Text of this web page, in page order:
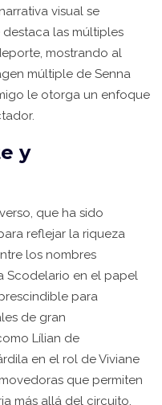
visual se
las múltiples
mostrando al
múltiple de Senna
le otorga un enfoque
y
que ha sido
reflejar la riqueza
los nombres
Scodelario en el papel
para
de gran
Lílian de
en el rol de Viviane
que permiten
más allá del circuito.